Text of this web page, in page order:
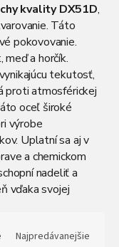
kvality DX51D,
Táto
pokovovanie.
meď a horčík.
tekutosť,
proti atmosférickej
oceľ široké
výrobe
Uplatní sa aj v
a chemickom
nadeliť a
vďaka svojej
rovnomerne pokrytý
Najpredávanejšie